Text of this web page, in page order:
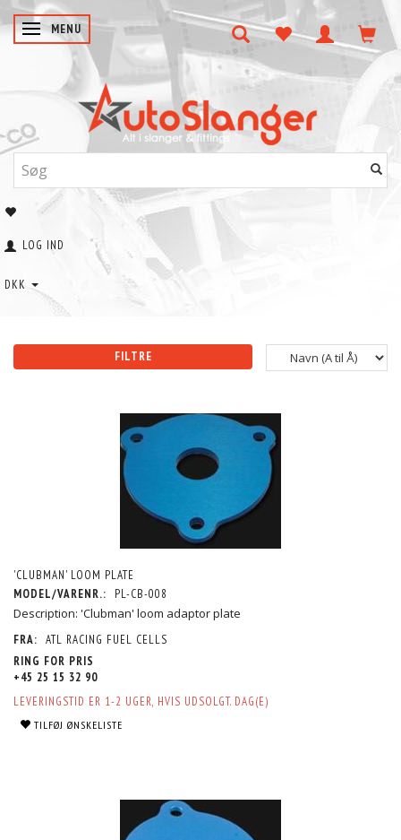
SKIFTE NAVIGATION
MENU
LOG IND
DKK
FILTRE
'CLUBMAN' LOOM PLATE
MODEL/VARENR.:
PL-CB-008
Description: 'Clubman' loom adaptor plate
FRA: ATL RACING FUEL CELLS
RING FOR PRIS
+45 25 15 32 90
LEVERINGSTID ER 1-2 UGER, HVIS UDSOLGT. DAG(E)
TILFØJ ØNSKELISTE